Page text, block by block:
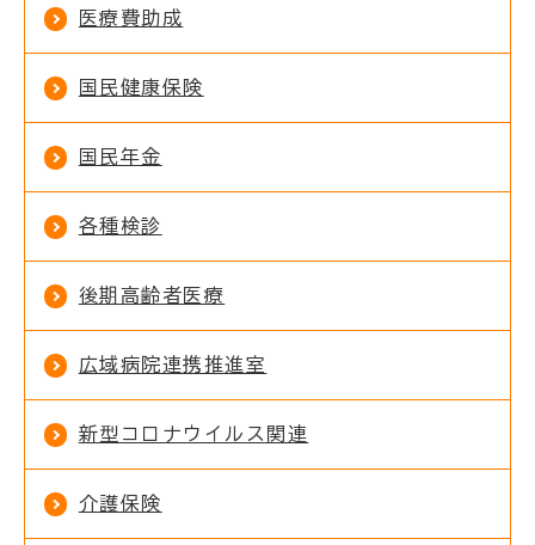
医療費助成
国民健康保険
国民年金
各種検診
後期高齢者医療
広域病院連携推進室
新型コロナウイルス関連
介護保険